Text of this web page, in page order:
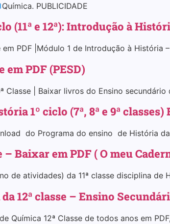
Química. PUBLICIDADE
(11ª e 12ª): Introdução à
PDF |Módulo 1 de Introdução à História
em PDF (PESD)
Classe | Baixar livros do Ensino
1º ciclo (7ª, 8ª e 9ª
do Programa do ensino de História da
Baixar em PDF ( O meu
de atividades) da 11ª classe disciplina de
12ª classe – Ensino
Química 12ª Classe de todos anos em